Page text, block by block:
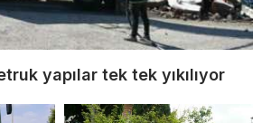
yapılar tek tek yıkılıyor